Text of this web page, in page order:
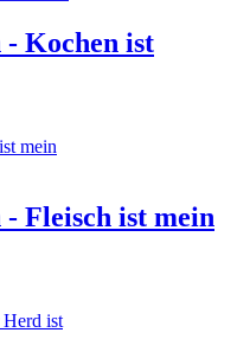
Kochen ist
Fleisch ist mein